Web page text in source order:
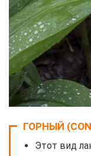
ГОРНЫЙ
Этот вид